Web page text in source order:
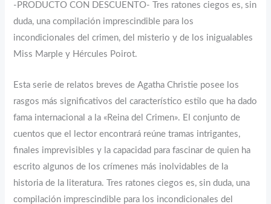
-PRODUCTO CON DESCUENTO- Tres ratones ciegos es, sin
duda, una compilación imprescindible para los
incondicionales del crimen, del misterio y de los inigualables
Miss Marple y Hércules Poirot.
Esta serie de relatos breves de Agatha Christie posee los
rasgos más significativos del característico estilo que ha dado
fama internacional a la «Reina del Crimen». El conjunto de
cuentos que el lector encontrará reúne tramas intrigantes,
finales imprevisibles y la capacidad para fascinar de quien ha
escrito algunos de los crímenes más inolvidables de la
historia de la literatura. Tres ratones ciegos es, sin duda, una
compilación imprescindible para los incondicionales del